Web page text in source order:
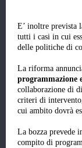
E’ inoltre prevista
tutti i casi in cui
delle politiche di
La riforma
programmazione
collaborazione di
criteri di
cui ambito dovrà
La bozza prevede
compito di